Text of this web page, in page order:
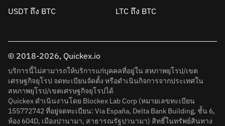
USDT ถึง BTC
LTC ถึง BTC
© 2018-2026, Quickex.io
บริการนี้ไม่สามารถให้บริการแก่บุคคลที่อยู่ใน สหภาพยุโรป/เขต
เศรษฐกิจยุโรป จดทะเบียนจัดตั้ง หรือดำเนินกิจการจากประเทศใน
สหภาพยุโรป/เขตเศรษฐกิจยุโรปได้
Quickex ดำเนินงานโดย Blockex Lab Corp (หมายเลขทะเบียน
155772742 ที่อยู่จดทะเบียน: Via España, Delta Bank Building, ชั้น 6,
ห้อง 604D, เมืองปานามา, สาธารณรัฐปานามา) สิทธิ์ในทรัพย์สินทาง